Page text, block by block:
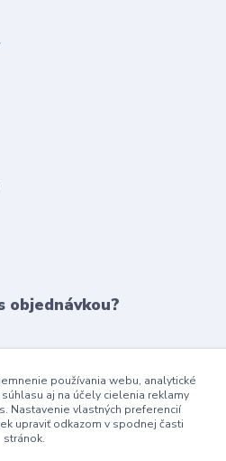
objednávkou?
používania webu, analytické
aj na účely cielenia reklamy
Nastavenie vlastných preferencií
upraviť odkazom v spodnej časti
stránok.